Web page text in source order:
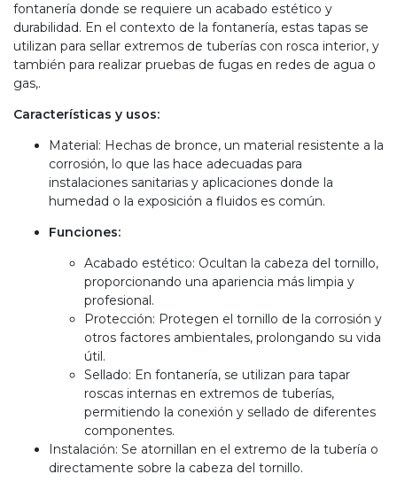
fontanería donde se requiere un acabado estético y
durabilidad. En el contexto de la fontanería, estas tapas se
utilizan para sellar extremos de tuberías con rosca interior, y
también para realizar pruebas de fugas en redes de agua o
gas,.
Características y usos:
Material: Hechas de bronce, un material resistente a la
corrosión, lo que las hace adecuadas para
instalaciones sanitarias y aplicaciones donde la
humedad o la exposición a fluidos es común.
Funciones:
Acabado estético: Ocultan la cabeza del tornillo,
proporcionando una apariencia más limpia y
profesional.
Protección: Protegen el tornillo de la corrosión y
otros factores ambientales, prolongando su vida
útil.
Sellado: En fontanería, se utilizan para tapar
roscas internas en extremos de tuberías,
permitiendo la conexión y sellado de diferentes
componentes.
Instalación: Se atornillan en el extremo de la tubería o
directamente sobre la cabeza del tornillo.